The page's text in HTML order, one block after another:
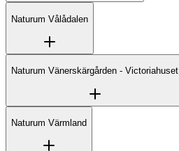
Naturum Vålådalen
Naturum Vänerskärgården - Victoriahuset
Naturum Värmland